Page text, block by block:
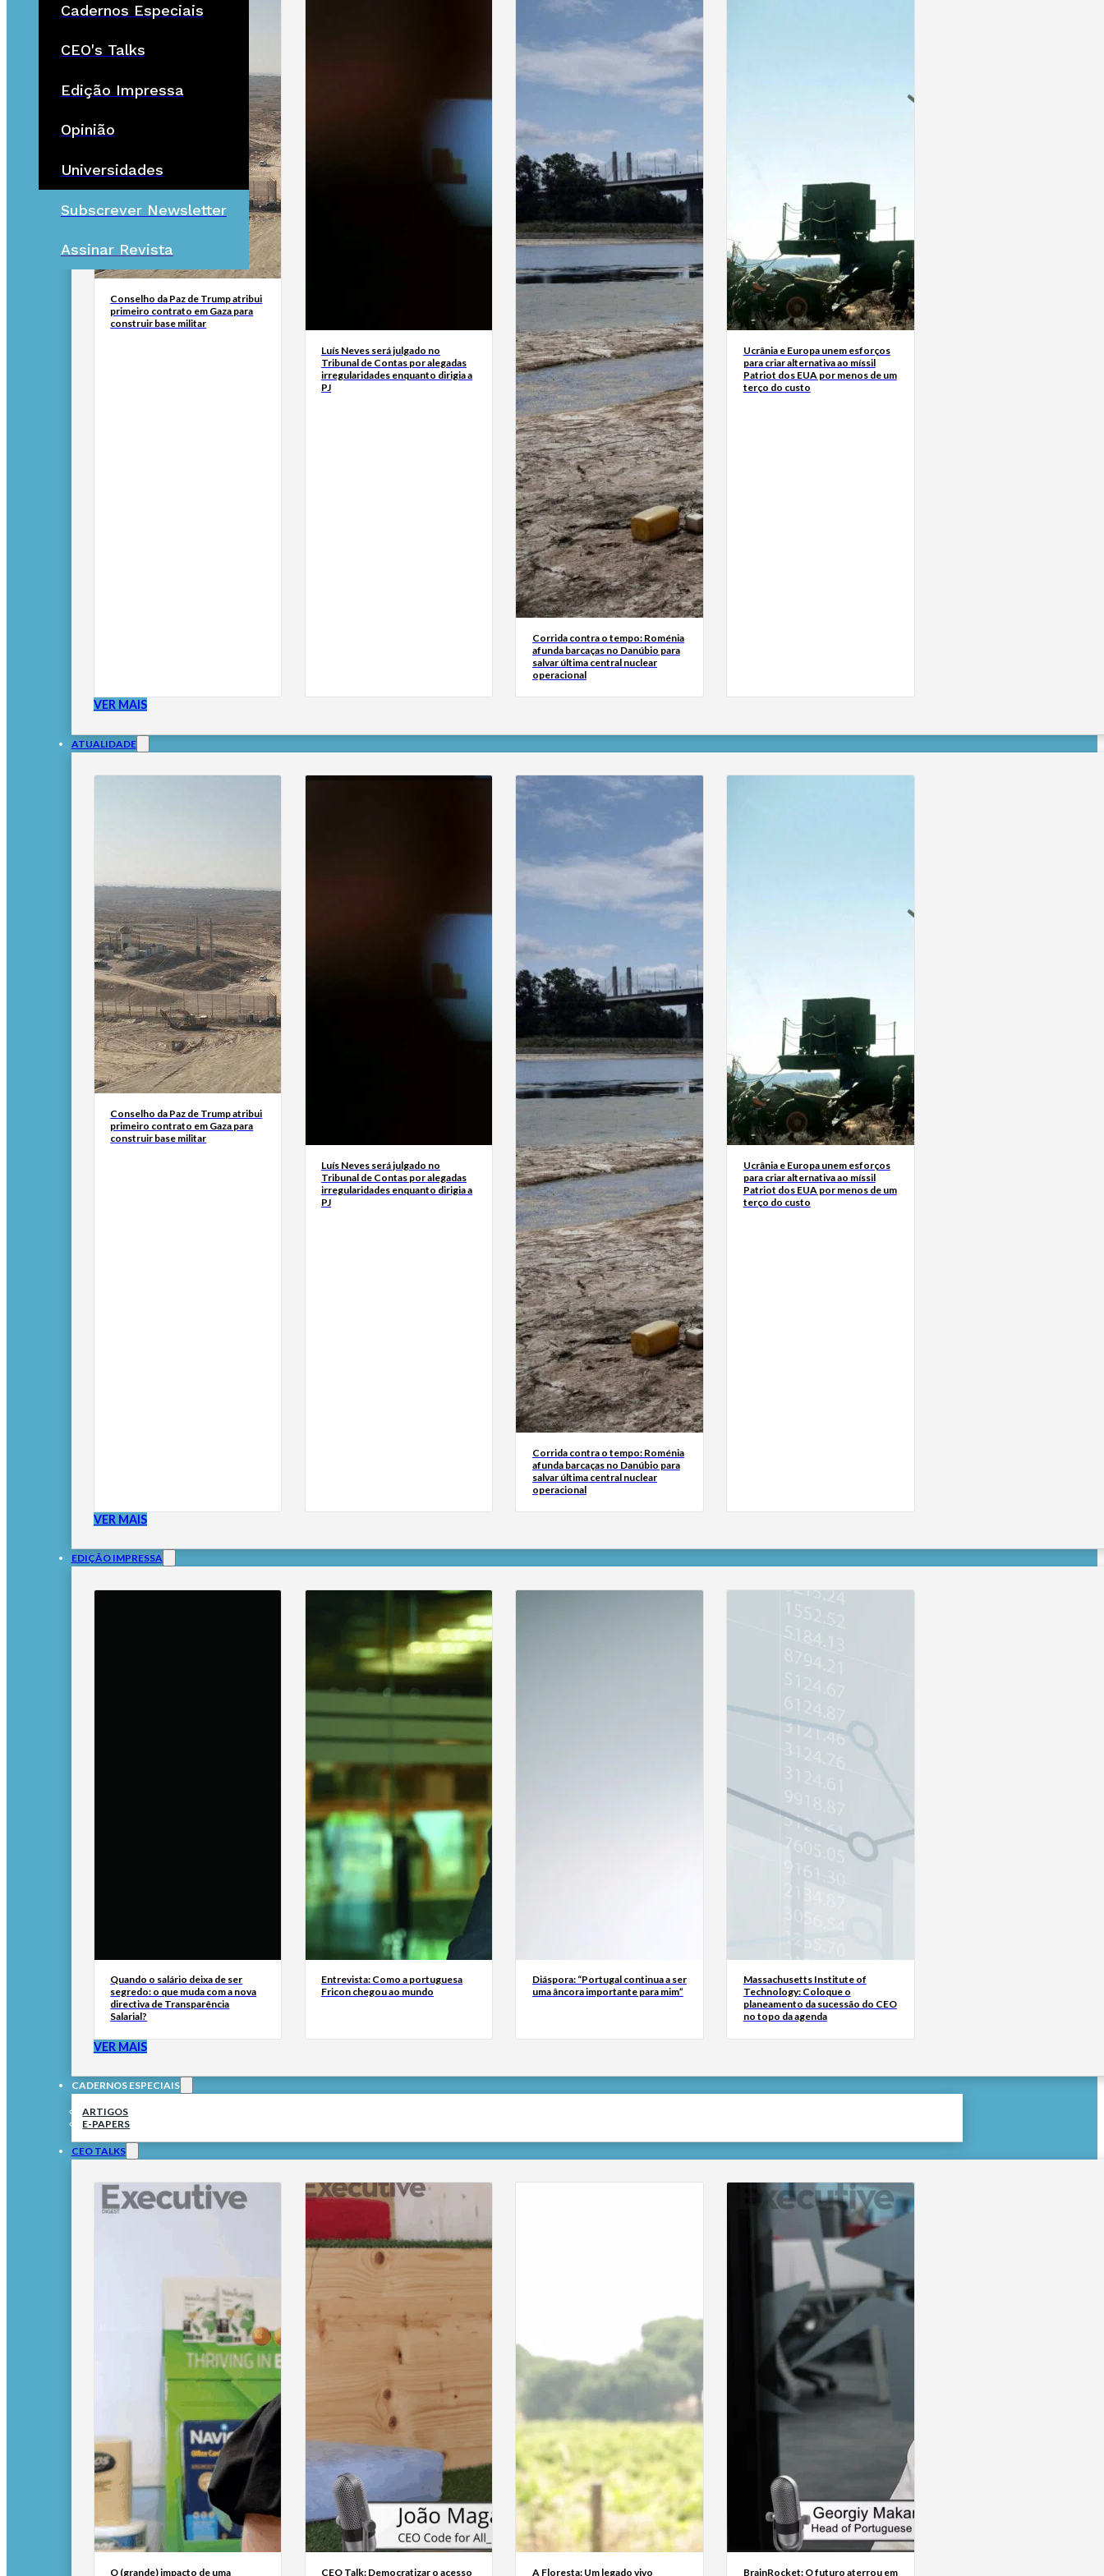
Cadernos Especiais
CEO's Talks
Edição Impressa
Opinião
Universidades
Subscrever Newsletter
Assinar Revista
Conselho da Paz de Trump atribui
primeiro contrato em Gaza para
construir base militar
Luís Neves será julgado no
Tribunal de Contas por alegadas
irregularidades enquanto dirigia a
PJ
Corrida contra o tempo: Roménia
afunda barcaças no Danúbio para
salvar última central nuclear
operacional
Ucrânia e Europa unem esforços
para criar alternativa ao míssil
Patriot dos EUA por menos de um
terço do custo
VER MAIS
ATUALIDADE
Conselho da Paz de Trump atribui
primeiro contrato em Gaza para
construir base militar
Luís Neves será julgado no
Tribunal de Contas por alegadas
irregularidades enquanto dirigia a
PJ
Corrida contra o tempo: Roménia
afunda barcaças no Danúbio para
salvar última central nuclear
operacional
Ucrânia e Europa unem esforços
para criar alternativa ao míssil
Patriot dos EUA por menos de um
terço do custo
VER MAIS
EDIÇÃO IMPRESSA
Quando o salário deixa de ser
segredo: o que muda com a nova
directiva de Transparência
Salarial?
Entrevista: Como a portuguesa
Fricon chegou ao mundo
Diáspora: “Portugal continua a ser
uma âncora importante para mim”
Massachusetts Institute of
Technology: Coloque o
planeamento da sucessão do CEO
no topo da agenda
VER MAIS
CADERNOS ESPECIAIS
ARTIGOS
E-PAPERS
CEO TALKS
O (grande) impacto de uma CEO Talk: Democratizar o acesso A Floresta: Um legado vivo BrainRocket: O futuro aterrou em